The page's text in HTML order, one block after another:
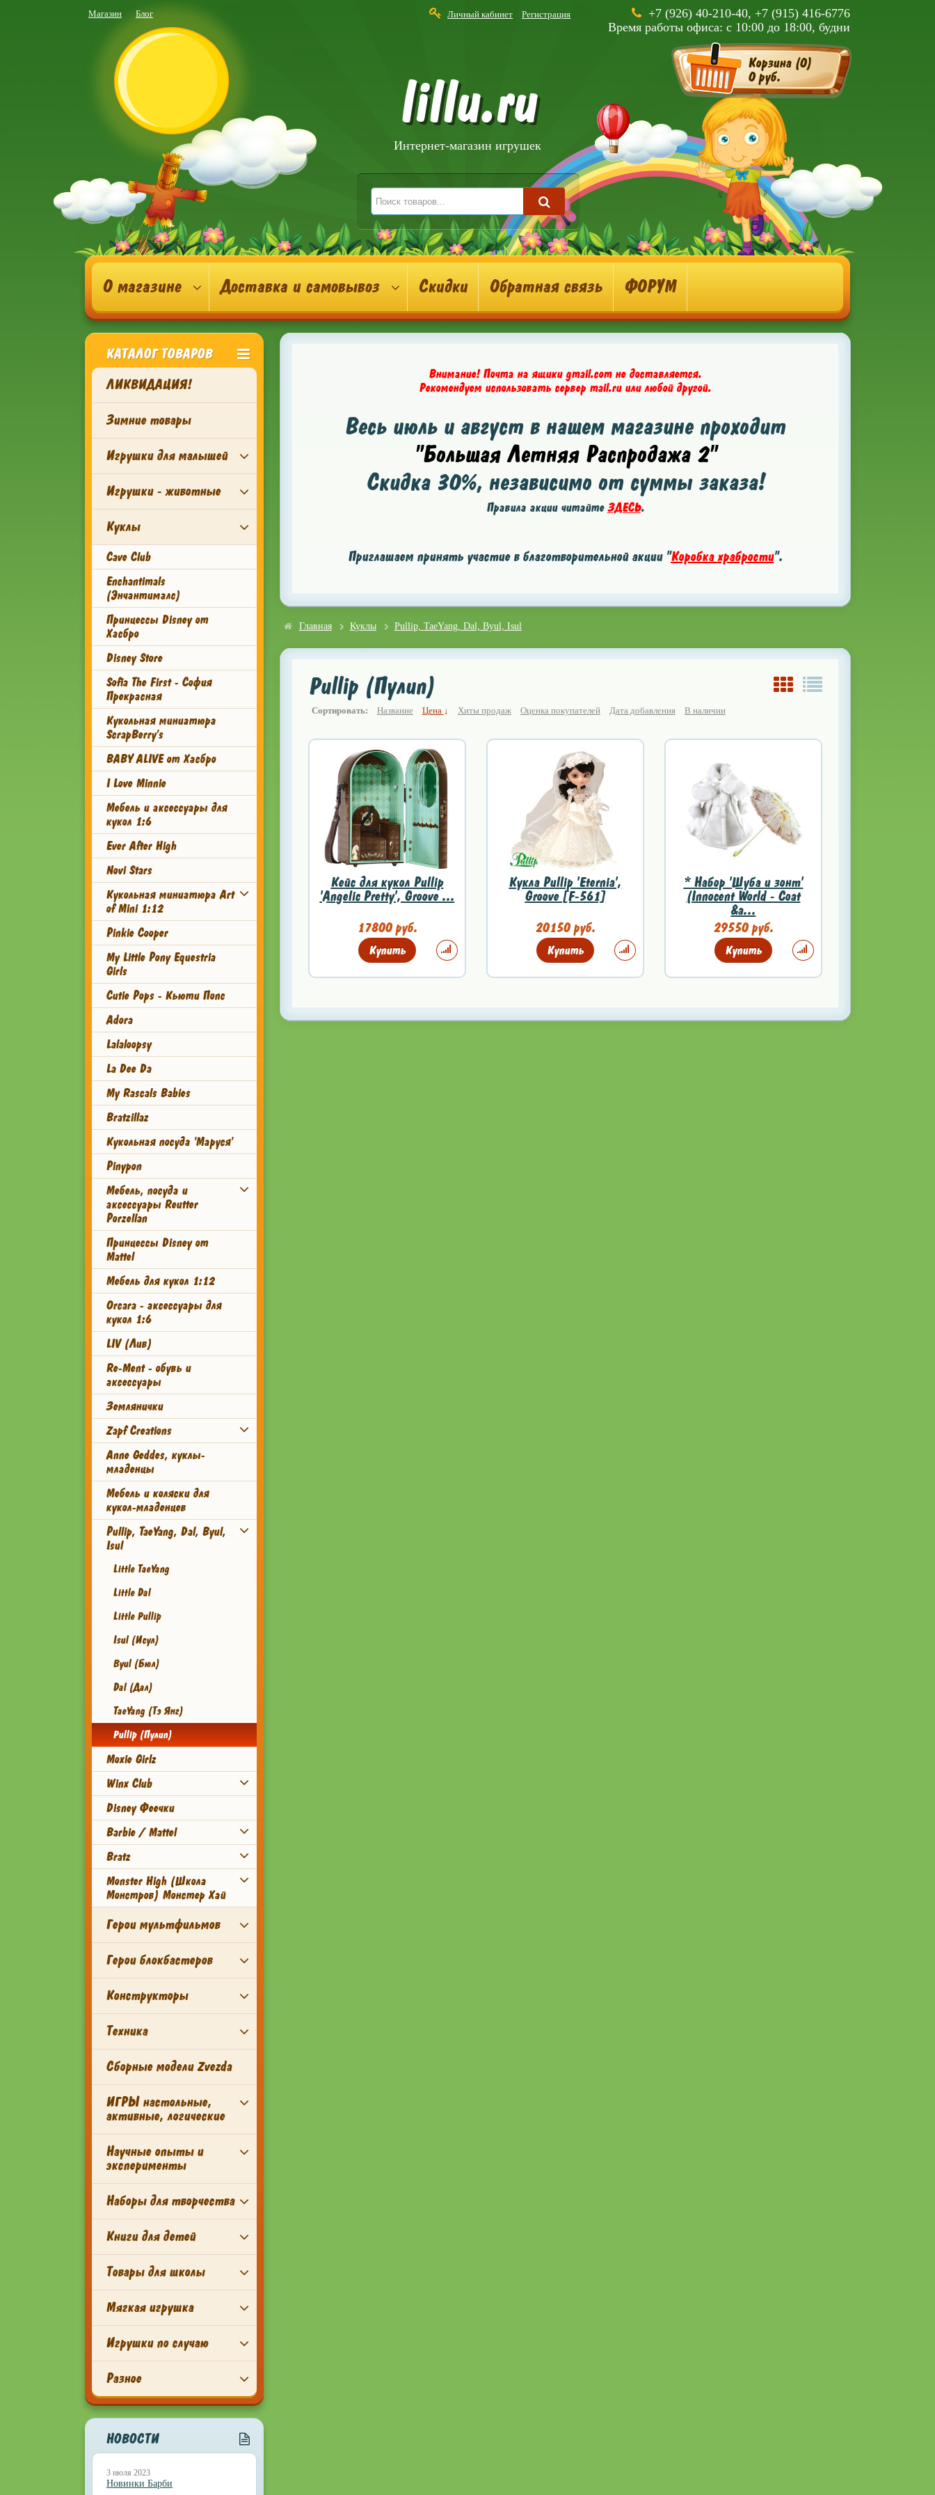
Магазин Блог Личный кабинет Регистрация
+7 (926) 40-210-40, +7 (915) 416-6776
Время работы офиса: с 10:00 до 18:00, будни
lillu.ru
Интернет-магазин игрушек
Корзина (0)
0 руб.
О магазине Доставка и самовывоз Скидки Обратная связь ФОРУМ
КАТАЛОГ ТОВАРОВ
ЛИКВИДАЦИЯ!
Зимние товары
Игрушки для малышей
Игрушки - животные
Куклы
Cave Club
Enchantimals
(Энчантималс)
Принцессы Disney от
Хасбро
Disney Store
Sofia The First - София
Прекрасная
Кукольная миниатюра
ScrapBerry's
BABY ALIVE от Хасбро
I Love Minnie
Мебель и аксессуары для
кукол 1:6
Ever After High
Novi Stars
Кукольная миниатюра Art
of Mini 1:12
Pinkie Cooper
My Little Pony Equestria
Girls
Cutie Pops - Кьюти Попс
Adora
Lalaloopsy
La Dee Da
My Rascals Babies
Bratzillaz
Кукольная посуда 'Маруся'
Pinypon
Мебель, посуда и
аксессуары Reutter
Porzellan
Принцессы Disney от
Mattel
Мебель для кукол 1:12
Orcara - аксессуары для
кукол 1:6
LIV (Лив)
Re-Ment - обувь и
аксессуары
Землянички
Zapf Creations
Anne Geddes, куклы-
младенцы
Мебель и коляски для
кукол-младенцев
Pullip, TaeYang, Dal, Byul,
Isul
Little TaeYang
Little Dal
Little Pullip
Isul (Исул)
Byul (Бюл)
Dal (Дал)
TaeYang (Тэ Янг)
Pullip (Пулип)
Moxie Girlz
Winx Club
Disney Феечки
Barbie / Mattel
Bratz
Monster High (Школа
Монстров) Монстер Хай
Герои мультфильмов
Герои блокбастеров
Конструкторы
Техника
Сборные модели Zvezda
ИГРЫ настольные,
активные, логические
Научные опыты и
эксперименты
Наборы для творчества
Книги для детей
Товары для школы
Мягкая игрушка
Игрушки по случаю
Разное
НОВОСТИ
3 июля 2023
Новинки Барби
Внимание! Почта на ящики gmail.com не доставляется.
Рекомендуем использовать сервер mail.ru или любой другой.
Весь июль и август в нашем магазине проходит
"Большая Летняя Распродажа 2"
Скидка 30%, независимо от суммы заказа!
Правила акции читайтеЗДЕСЬ.
Приглашаем принять участие в благотворительной акции "Коробка храбрости".
Главная Куклы Pullip, TaeYang, Dal, Byul, Isul
Pullip (Пулип)
Сортировать: Название Цена ↓ Хиты продаж Оценка покупателей Дата добавления В наличии
Кейс для кукол Pullip
'Angelic Pretty', Groove ...
17800 руб.
Купить
Кукла Pullip 'Eternia',
Groove [F-561]
20150 руб.
Купить
* Набор 'Шуба и зонт'
(Innocent World - Coat
&a...
29550 руб.
Купить